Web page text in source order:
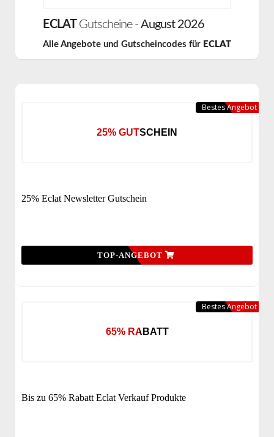
ECLATGutscheine - August 2026
Alle Angebote und Gutscheincodes für ECLAT
25% GUTSCHEIN
25% Eclat Newsletter Gutschein
TOP-ANGEBOT
Bestes Angebot
65% RABATT
Bis zu 65% Rabatt Eclat Verkauf Produkte
Bestes Angebot